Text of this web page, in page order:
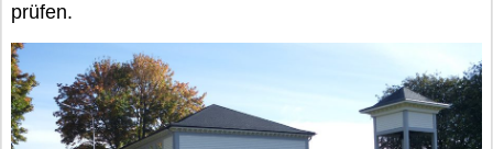
prüfen.